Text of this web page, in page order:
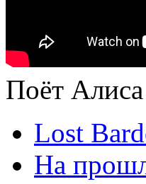
Поёт
Lost
На